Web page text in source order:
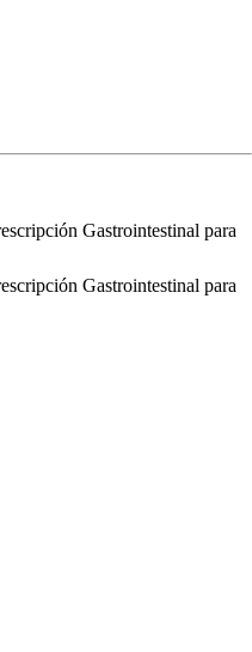
Gastrointestinal para
Gastrointestinal para